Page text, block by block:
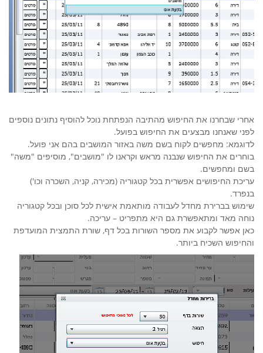
אחרי שבחרנו את החיפוש מהתיבה הנפתחת נוכל להוסיף נתונים נוספים
לפני שאנחנו מבצעים את החיפוש בפועל.
לדוגמא: מחפשים לקוח בשם משה באזור המושבים בהם אני פועל.
בוחרים את החיפוש שנבנה מראש וקראנו לו "מושבים", מוסיפים "משה"
בשם ומחפשים.
עריכת החיפושים אפשרית בכל קטגוריה (מכירה, קניה, השכרה וכו')
בנפרד.
שימוש בברירת מחדל לעבודה מותאמת אישית לכל סוכן ובכל קטגוריה
נוחה מאד ומתאפשרת גם היא מתפריט – עריכה.
כאן אפשר לקבוע את מספר השורות בכל דף, שורת התמצית המועדפת
והחיפוש השכיח ביותר.